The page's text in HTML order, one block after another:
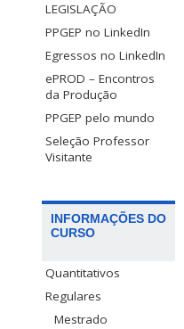
LEGISLAÇÃO
PPGEP no LinkedIn
Egressos no LinkedIn
ePROD – Encontros
da Produção
PPGEP pelo mundo
Seleção Professor
Visitante
INFORMAÇÕES DO
CURSO
Quantitativos
Regulares
Mestrado